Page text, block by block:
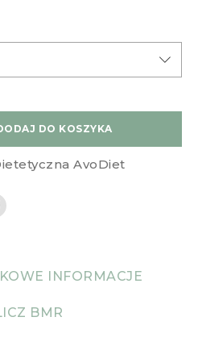
DO KOSZYKA
AvoDiet
INFORMACJE
BMR